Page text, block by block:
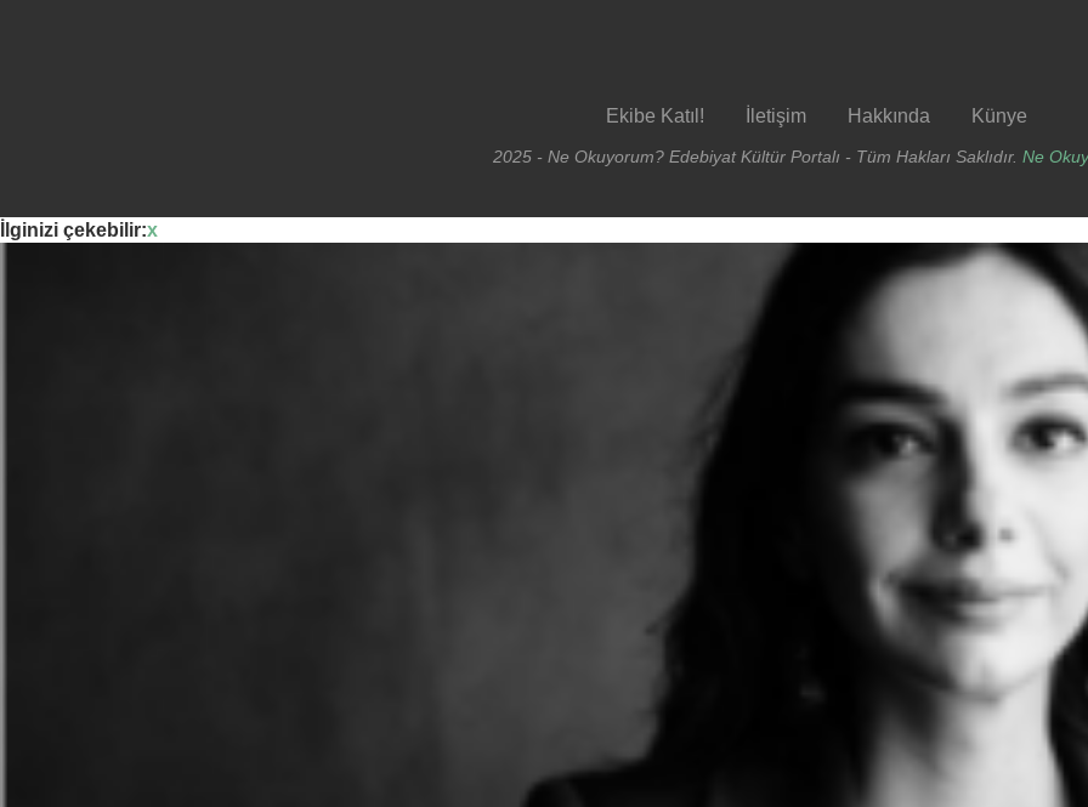
Ekibe Katıl! İletişim Hakkında Künye
2025 - Ne Okuyorum? Edebiyat Kültür Portalı - Tüm Hakları Saklıdır. Ne
İlginizi çekebilir:x